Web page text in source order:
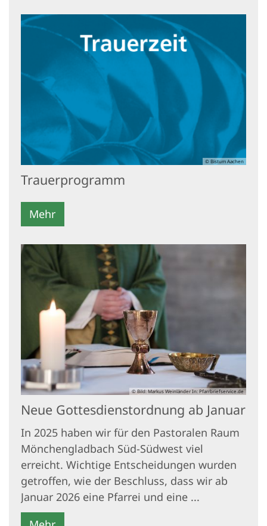
© Bistum Aachen
Trauerprogramm
Mehr
© Bild: Markus Weinländer In: Pfarrbriefservice.de
Neue Gottesdienstordnung ab Januar
In 2025 haben wir für den Pastoralen Raum
Mönchengladbach Süd-Südwest viel
erreicht. Wichtige Entscheidungen wurden
getroffen, wie der Beschluss, dass wir ab
Januar 2026 eine Pfarrei und eine ...